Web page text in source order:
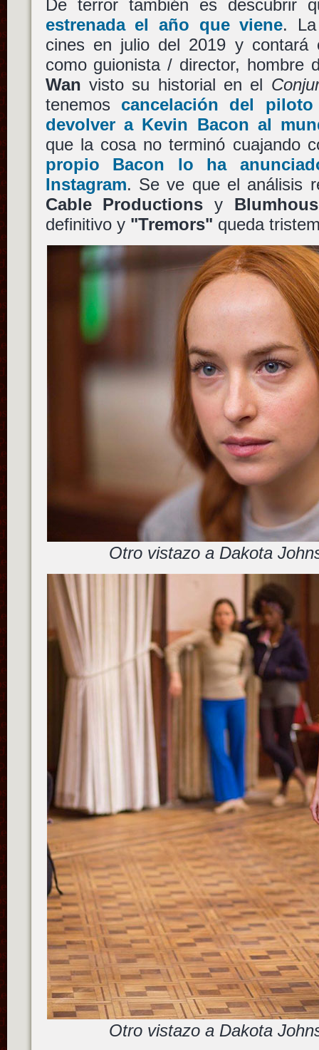
De terror también es descubrir
estrenada el año que viene.
cines en julio del 2019 y
como guionista / director, hombre
Wan visto su historial en el
tenemos cancelación del
devolver a Kevin Bacon al
que la cosa no terminó cuajando
propio Bacon lo ha
Instagram. Se ve que el análisis
Cable Productions y
definitivo y "Tremors" queda
Otro vistazo a Dakota
Otro vistazo a Dakota